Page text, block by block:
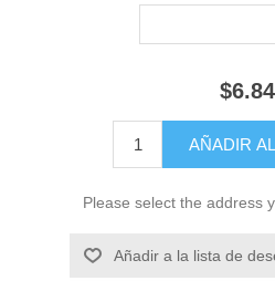
$6.84
Please select the address